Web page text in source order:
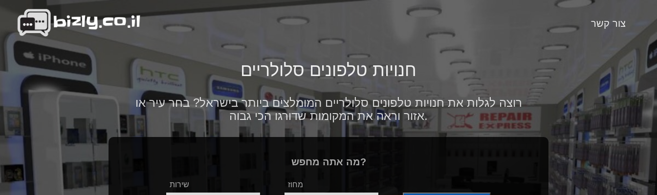
צור קשר
חנויות טלפונים סלולריים
רוצה לגלות את חנויות טלפונים סלולריים המומלצים ביותר בישראל? בחר עיר או
אזור וראה את המקומות שדורגו הכי גבוה.
מה אתה מחפש?
שירות מחוז